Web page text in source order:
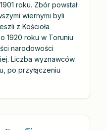
roku. Zbór powstał
wiernymi byli
z Kościoła
1920 roku w Toruniu
narodowości
Liczba wyznawców
po przyłączeniu